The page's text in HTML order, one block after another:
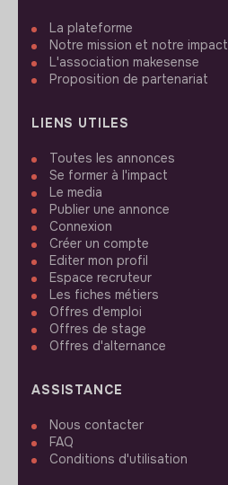
La plateforme
Notre mission et notre impact
L'association makesense
Proposition de partenariat
LIENS UTILES
Toutes les annonces
Se former à l'impact
Le media
Publier une annonce
Connexion
Créer un compte
Editer mon profil
Espace recruteur
Les fiches métiers
Offres d'emploi
Offres de stage
Offres d'alternance
ASSISTANCE
Nous contacter
FAQ
Conditions d'utilisation